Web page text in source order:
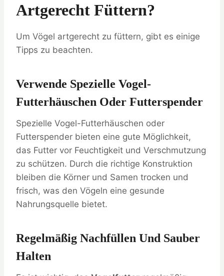
Artgerecht Füttern?
Um Vögel artgerecht zu füttern, gibt es einige
Tipps zu beachten.
Verwende Spezielle Vogel-
Futterhäuschen Oder Futterspender
Spezielle Vogel-Futterhäuschen oder
Futterspender bieten eine gute Möglichkeit,
das Futter vor Feuchtigkeit und Verschmutzung
zu schützen. Durch die richtige Konstruktion
bleiben die Körner und Samen trocken und
frisch, was den Vögeln eine gesunde
Nahrungsquelle bietet.
Regelmäßig Nachfüllen Und Sauber
Halten